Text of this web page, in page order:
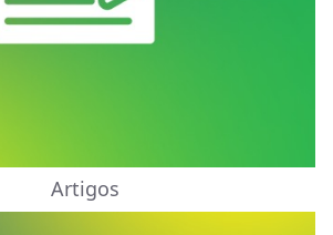
Artigos